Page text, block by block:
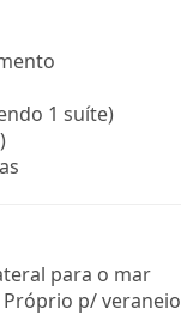
1 suíte)
para o mar
Próprio p/ veraneio